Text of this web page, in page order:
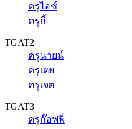
ครูไอซ์
ครูกี้
TGAT2
ครูนายน์
ครูเตย
ครูเจต
TGAT3
ครูก๊อฟฟี่